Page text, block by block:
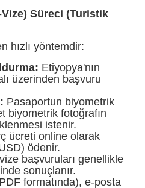
Süreci (Turistik
hızlı yöntemdir:
Etiyopya'nın
üzerinden başvuru
Pasaportun biyometrik
biyometrik fotoğrafın
istenir.
ücreti online olarak
ödenir.
başvuruları genellikle
sonuçlanır.
formatında), e-posta